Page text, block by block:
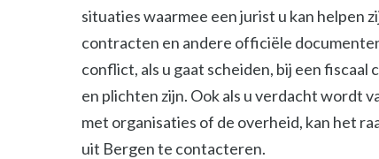
situaties waarmee een jurist u kan helpen
contracten en andere officiële
conflict, als u gaat scheiden, bij een
en plichten zijn. Ook als u verdacht wordt
met organisaties of de overheid, kan het
uit Bergen te contacteren.